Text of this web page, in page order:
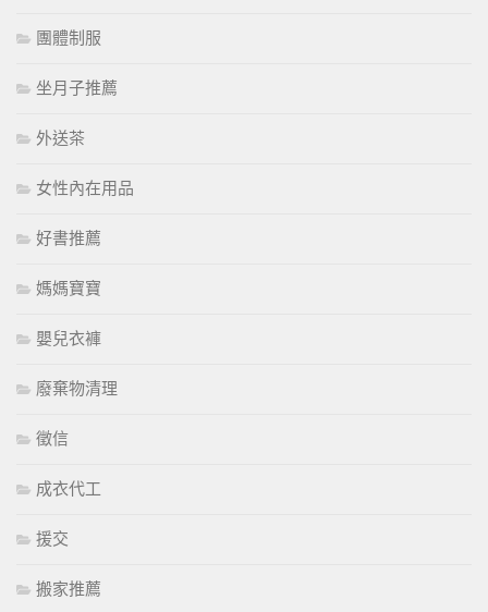
團體制服
坐月子推薦
外送茶
女性內在用品
好書推薦
媽媽寶寶
嬰兒衣褲
廢棄物清理
徵信
成衣代工
援交
搬家推薦